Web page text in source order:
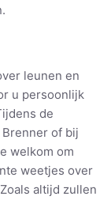
leunen en
u persoonlijk
de
of bij
welkom om
weetjes over
altijd zullen